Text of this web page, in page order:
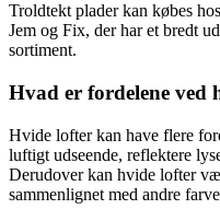
Troldtekt plader kan købes
Jem og Fix, der har et bredt
sortiment.
Hvad er fordelene ved
Hvide lofter kan have flere
luftigt udseende, reflektere
Derudover kan hvide lofter
sammenlignet med andre